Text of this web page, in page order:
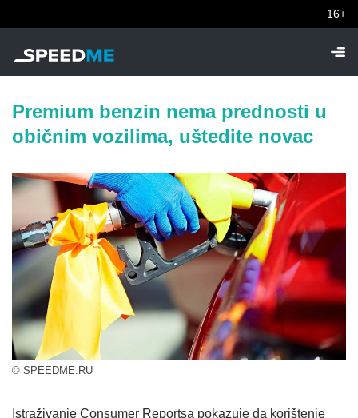
16+
Premium benzin nema prednosti u
običnim vozilima, uštedite novac
© SPEEDME.RU
Istraživanje Consumer Reportsa pokazuje da korištenje